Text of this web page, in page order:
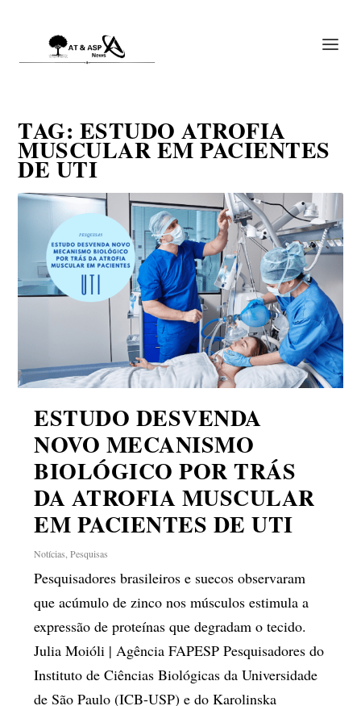
TAG: ESTUDO ATROFIA
MUSCULAR EM PACIENTES
DE UTI
ESTUDO DESVENDA
NOVO MECANISMO
BIOLÓGICO POR TRÁS
DA ATROFIA MUSCULAR
EM PACIENTES DE UTI
Notícias ,Pesquisas
Pesquisadores brasileiros e suecos observaram
que acúmulo de zinco nos músculos estimula a
expressão de proteínas que degradam o tecido.
Julia Moióli | Agência FAPESP Pesquisadores do
Instituto de Ciências Biológicas da Universidade
de São Paulo (ICB-USP) e do Karolinska